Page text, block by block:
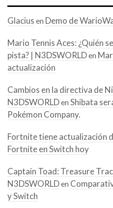
Glacius en Demo de
Mario Tennis Aces: ¿Quién
pista? | N3DSWORLDen
actualización
Cambios en la directiva de
N3DSWORLDen Shibata
Pokémon Company.
Fortnite tiene actualización
Fortnite en Switch hoy
Captain Toad: Treasure
N3DSWORLDen
y Switch